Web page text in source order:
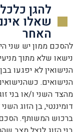
להגן
שאלו
האחר
להסכם ממון יש שני
נישאו שלא מתוך
הנישואין לא יפגעו
הנישואים.
מהצד השני ו/או בני
דומיננטי, בן הזוג
ברכוש המשותף.